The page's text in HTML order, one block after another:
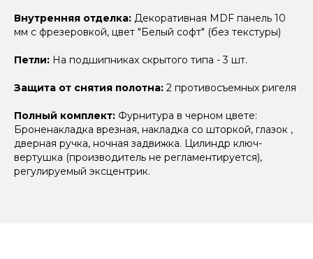
Внутренняя отделка: Декоративная MDF панель 10
мм с фрезеровкой, цвет "Белый софт" (без текстуры)
Петли: На подшипниках скрытого типа - 3 шт.
Защита от снятия полотна: 2 противосъемных ригеля
Полный комплект: Фурнитура в черном цвете:
Броненакладка врезная, накладка со шторкой, глазок ,
дверная ручка, ночная задвижка. Цилиндр ключ-
вертушка (производитель не регламентируется),
регулируемый эксцентрик.